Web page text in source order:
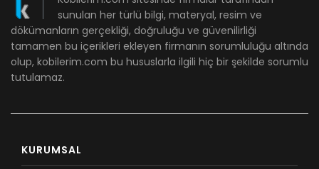
sunulan her türlü bilgi, materyal, resim ve
dökümanların gerçekliği, doğruluğu ve güvenilirliği
tamamen bu içerikleri ekleyen firmanın sorumluluğu altında
olup, kobilerim.com bu hususlarla ilgili hiç bir şekilde sorumlu
tutulamaz.
KURUMSAL